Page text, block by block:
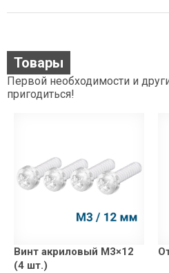
Товары
Первой необходимости и
пригодиться!
Винт акриловый М3×12
(4 шт.)